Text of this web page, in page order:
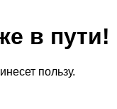
в пути!
пользу.